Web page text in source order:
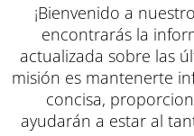
¡Bienvenido a
encontrarás la
actualizada sobre las
misión es mantenerte
concisa,
ayudarán a estar al